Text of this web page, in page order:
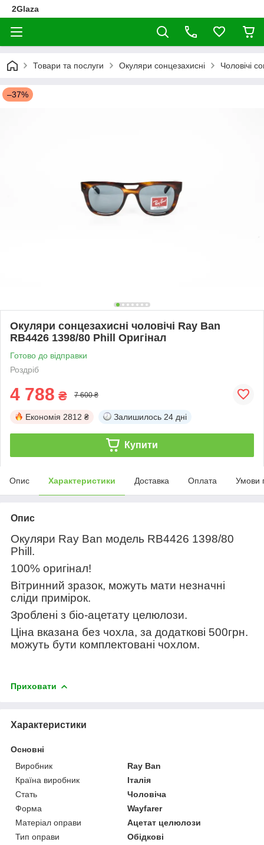
2Glaza
Товари та послуги Окуляри сонцезахисні Чоловічі
–37%
Окуляри сонцезахисні чоловічі Ray Ban
RB4426 1398/80 Phill Оригінал
Готово до відправки
Роздріб
4 788 ₴ 7 600 ₴
Економія 2812 ₴ Залишилось 24 дні
Купити
Опис Характеристики Доставка Оплата Умови
Опис
Окуляри Ray Ban модель RB4426 1398/80
Phill.
100% оригінал!
Вітринний зразок, можуть мати незначні
сліди примірок.
Зроблені з біо-ацетату целюлози.
Ціна вказана без чохла, за додаткові 500грн.
можуть бути комплектовані чохлом.
Приховати
Характеристики
Основні
Виробник
Ray Ban
Країна виробник
Італія
Стать
Чоловіча
Форма
Wayfarer
Матеріал оправи
Ацетат целюлози
Тип оправи
Обідкові